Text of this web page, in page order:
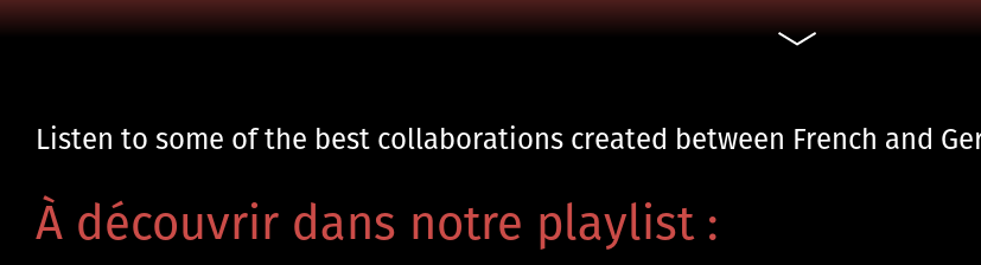
Listen to some of the best collaborations created between French and
À découvrir dans notre playlist :